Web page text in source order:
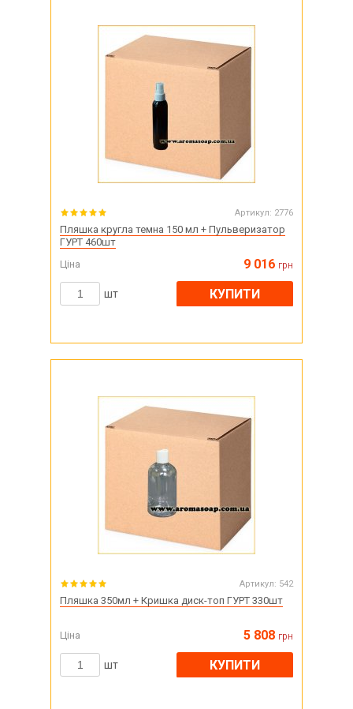
Артикул: 2776
Пляшка кругла темна 150 мл + Пульверизатор
ГУРТ 460шт
Ціна
9 016 грн
шт КУПИТИ
Артикул: 542
Пляшка 350мл + Кришка диск-топ ГУРТ 330шт
Ціна 5 808 грн
шт КУПИТИ